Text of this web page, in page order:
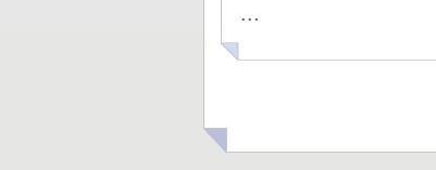
...